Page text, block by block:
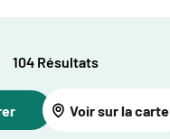
104 Résultats
Voir sur la carte